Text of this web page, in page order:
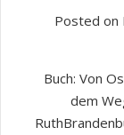
Posted on
Buch: Von
dem